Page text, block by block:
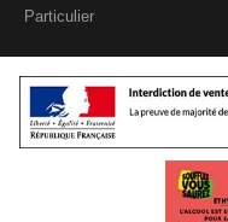
Particulier